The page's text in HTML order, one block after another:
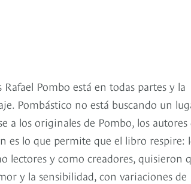
Pombo está en todas partes y la
Pombástico no está buscando un
a los originales de Pombo, los autores
es lo que permite que el libro respire:
lectores y como creadores, quisieron
y la sensibilidad, con variaciones de